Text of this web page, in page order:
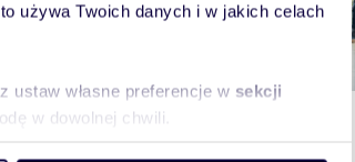
używa Twoich danych i w jakich celach
ustaw własne preferencje w sekcji
w dowolnej chwili.
i
sklepy,